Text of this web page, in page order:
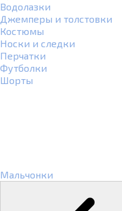
Водолазки
Джемперы и толстовки
Костюмы
Носки и следки
Перчатки
Футболки
Шорты
Мальчонки